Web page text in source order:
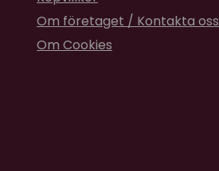
Om företaget / Kontakta oss
Om Cookies